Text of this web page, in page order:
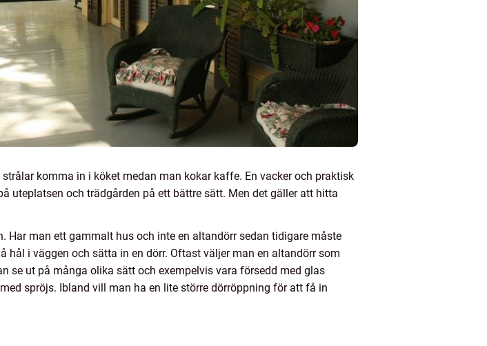
komma in i köket medan man kokar kaffe. En vacker och praktisk
uteplatsen och trädgården på ett bättre sätt. Men det gäller att hitta
Har man ett gammalt hus och inte en altandörr sedan tidigare måste
i väggen och sätta in en dörr. Oftast väljer man en altandörr som
se ut på många olika sätt och exempelvis vara försedd med glas
spröjs. Ibland vill man ha en lite större dörröppning för att få in